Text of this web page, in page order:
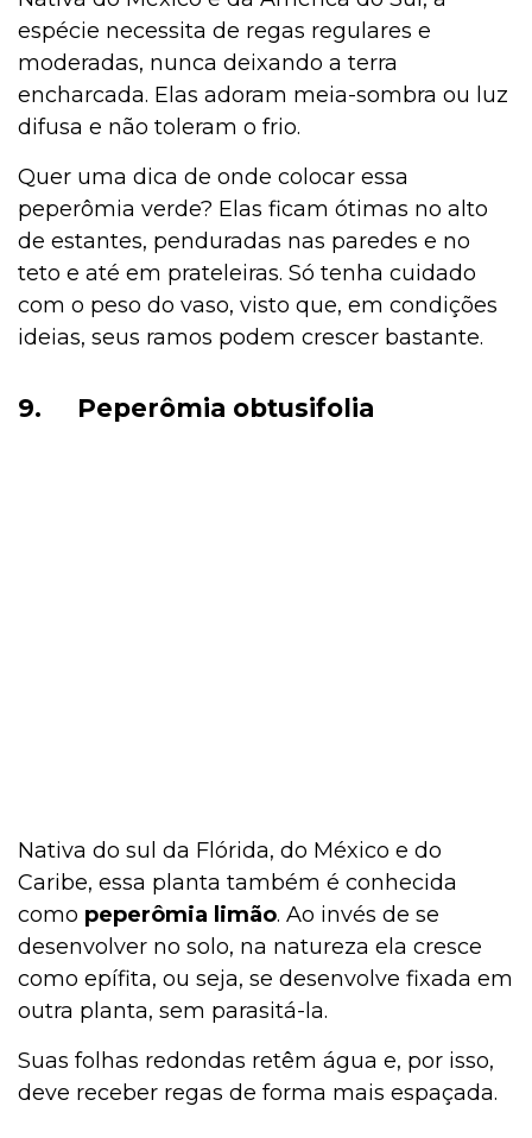
espécie necessita de regas regulares e
moderadas, nunca deixando a terra
encharcada. Elas adoram meia-sombra ou luz
difusa e não toleram o frio.
Quer uma dica de onde colocar essa
peperômia verde? Elas ficam ótimas no alto
de estantes, penduradas nas paredes e no
teto e até em prateleiras. Só tenha cuidado
com o peso do vaso, visto que, em condições
ideias, seus ramos podem crescer bastante.
9. Peperômia obtusifolia
Nativa do sul da Flórida, do México e do
Caribe, essa planta também é conhecida
como peperômia limão. Ao invés de se
desenvolver no solo, na natureza ela cresce
como epífita, ou seja, se desenvolve fixada em
outra planta, sem parasitá-la.
Suas folhas redondas retêm água e, por isso,
deve receber regas de forma mais espaçada.